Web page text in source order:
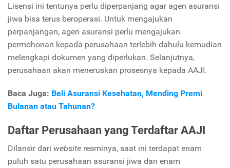
Lisensi ini tentunya perlu diperpanjang agar agen asuransi
jiwa bisa terus beroperasi. Untuk mengajukan
perpanjangan, agen asuransi perlu mengajukan
permohonan kepada perusahaan terlebih dahulu kemudian
melengkapi dokumen yang diperlukan. Selanjutnya,
perusahaan akan meneruskan prosesnya kepada AAJI.
Baca Juga: Beli Asuransi Kesehatan, Mending Premi
Bulanan atau Tahunan?
Daftar Perusahaan yang Terdaftar AAJI
Dilansir dari website resminya, saat ini terdapat enam
puluh satu perusahaan asuransi jiwa dan enam